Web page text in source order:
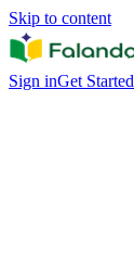
Skip to content
Sign inGet Started